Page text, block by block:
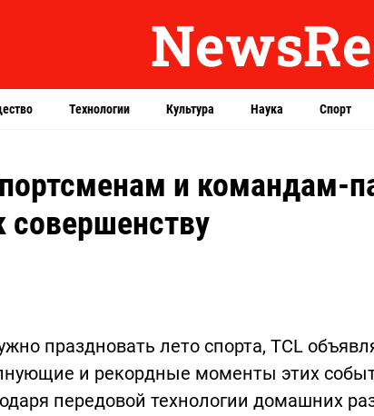
Технологии Культура Наука Спорт
и командам-
совершенству
праздновать лето спорта, TCL
и рекордные моменты этих
передовой технологии домашних